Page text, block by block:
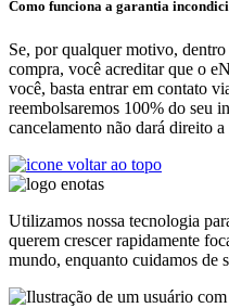
Como funciona a garantia
Se, por qualquer motivo,
compra, você acreditar que o
você, basta entrar em contato
reembolsaremos 100% do seu
cancelamento não dará direito a
Utilizamos nossa tecnologia
querem crescer rapidamente
mundo, enquanto cuidamos de